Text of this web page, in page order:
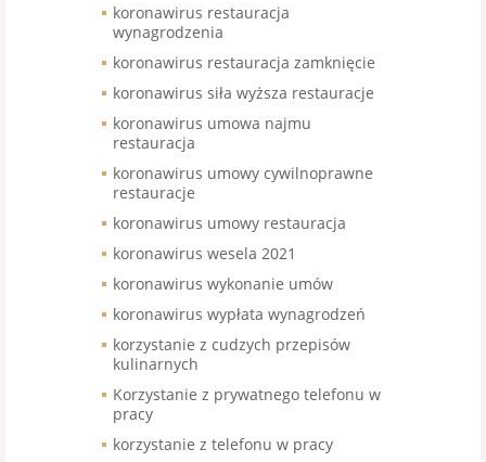
koronawirus restauracja
wynagrodzenia
koronawirus restauracja zamknięcie
koronawirus siła wyższa restauracje
koronawirus umowa najmu
restauracja
koronawirus umowy cywilnoprawne
restauracje
koronawirus umowy restauracja
koronawirus wesela 2021
koronawirus wykonanie umów
koronawirus wypłata wynagrodzeń
korzystanie z cudzych przepisów
kulinarnych
Korzystanie z prywatnego telefonu w
pracy
korzystanie z telefonu w pracy